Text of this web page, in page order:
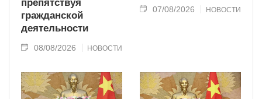
препятствуя
гражданской
деятельности
08/08/2026 НОВОСТИ
07/08/2026 НОВОСТИ